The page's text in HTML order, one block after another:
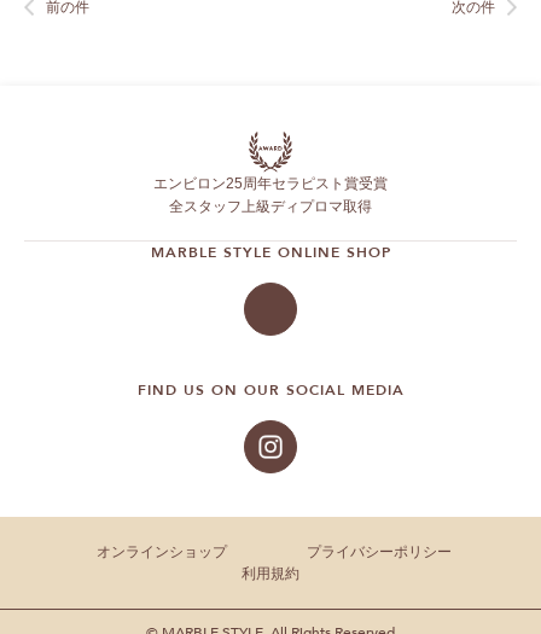
前の件 次の件
エンビロン25周年セラピスト賞受賞
全スタッフ上級ディプロマ取得
MARBLE STYLE ONLINE SHOP
FIND US ON OUR SOCIAL MEDIA
オンラインショップ
プライバシーポリシー
利用規約